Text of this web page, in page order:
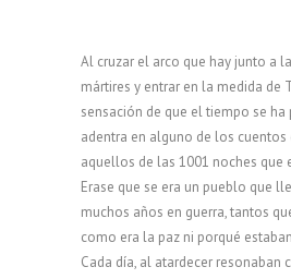
Al cruzar el arco que hay junto a
mártires y entrar en la medida de
sensación de que el tiempo se ha
adentra en alguno de los cuentos
aquellos de las 1001 noches que
Erase que se era un pueblo que
muchos años en guerra, tantos
como era la paz ni porqué
Cada día, al atardecer resonaban